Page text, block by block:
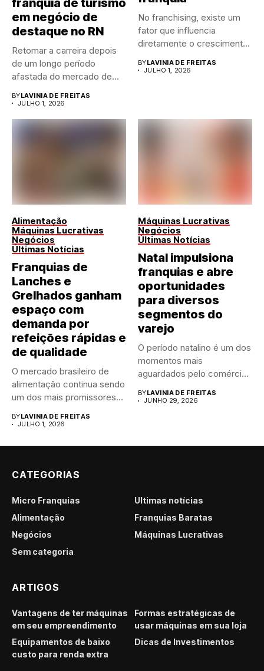
em negócio de
destaque no RN
Retomar a carreira depois
de um longo período
afastada do mercado de...
BYLAVINIA DE FREITAS
JULHO 1, 2026
No franchising, existe um
fator que influencia
diretamente o crescimento
BYLAVINIA DE FREITAS
JULHO 1, 2026
Alimentação
Máquinas Lucrativas
Negócios
Últimas Notícias
Franquias de
Lanches e
Grelhados ganham
espaço com
demanda por
refeições rápidas e
de qualidade
O mercado brasileiro de
alimentação continua sendo
um dos mais promissores
BYLAVINIA DE FREITAS
JULHO 1, 2026
Máquinas Lucrativas
Negócios
Últimas Notícias
Natal impulsiona
franquias e abre
oportunidades
para diversos
segmentos do
varejo
O período natalino é um dos
momentos mais
aguardados pelo comércio
BYLAVINIA DE FREITAS
JUNHO 29, 2026
CATEGORIAS
Micro Franquias
Últimas notícias
Alimentação
Franquias Baratas
Negócios
Máquinas Lucrativas
Sem categoria
ARTIGOS
Vantagens de ter máquinas
em seu empreendimento
Formas estratégicas de
usar máquinas em sua loja
Equipamentos de baixo
custo para renda extra
Dicas de Investimentos